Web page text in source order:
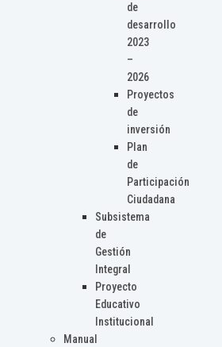
de
desarrollo
2023
–
2026
Proyectos
de
inversión
Plan
de
Participación
Ciudadana
Subsistema
de
Gestión
Integral
Proyecto
Educativo
Institucional
Manual